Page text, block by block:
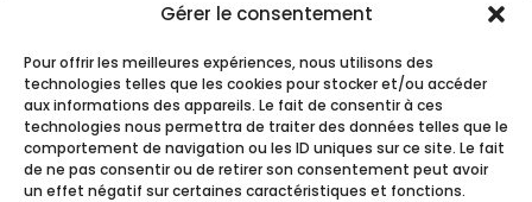
Gérer le consentement
Pour offrir les meilleures expériences, nous utilisons des
technologies telles que les cookies pour stocker et/ou accéder
aux informations des appareils. Le fait de consentir à ces
technologies nous permettra de traiter des données telles que le
comportement de navigation ou les ID uniques sur ce site. Le fait
de ne pas consentir ou de retirer son consentement peut avoir
un effet négatif sur certaines caractéristiques et fonctions.